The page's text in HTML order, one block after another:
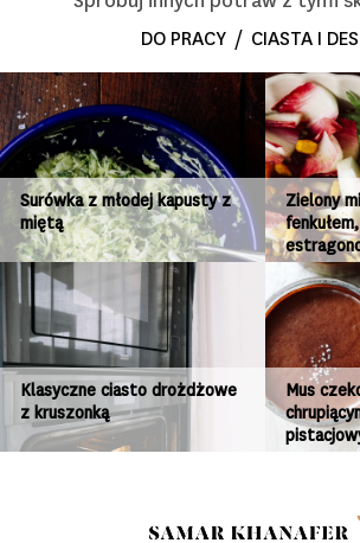
DO PRACY / CIASTA I
Surówka z młodej kapusty z
miętą
Zielony
Klasyczne ciasto drożdżowe
z kruszonką
Mus